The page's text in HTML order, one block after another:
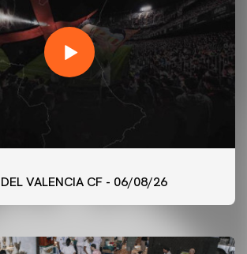
DEL VALENCIA CF - 06/08/26
DEL VALENCIA CF 6/8/2026